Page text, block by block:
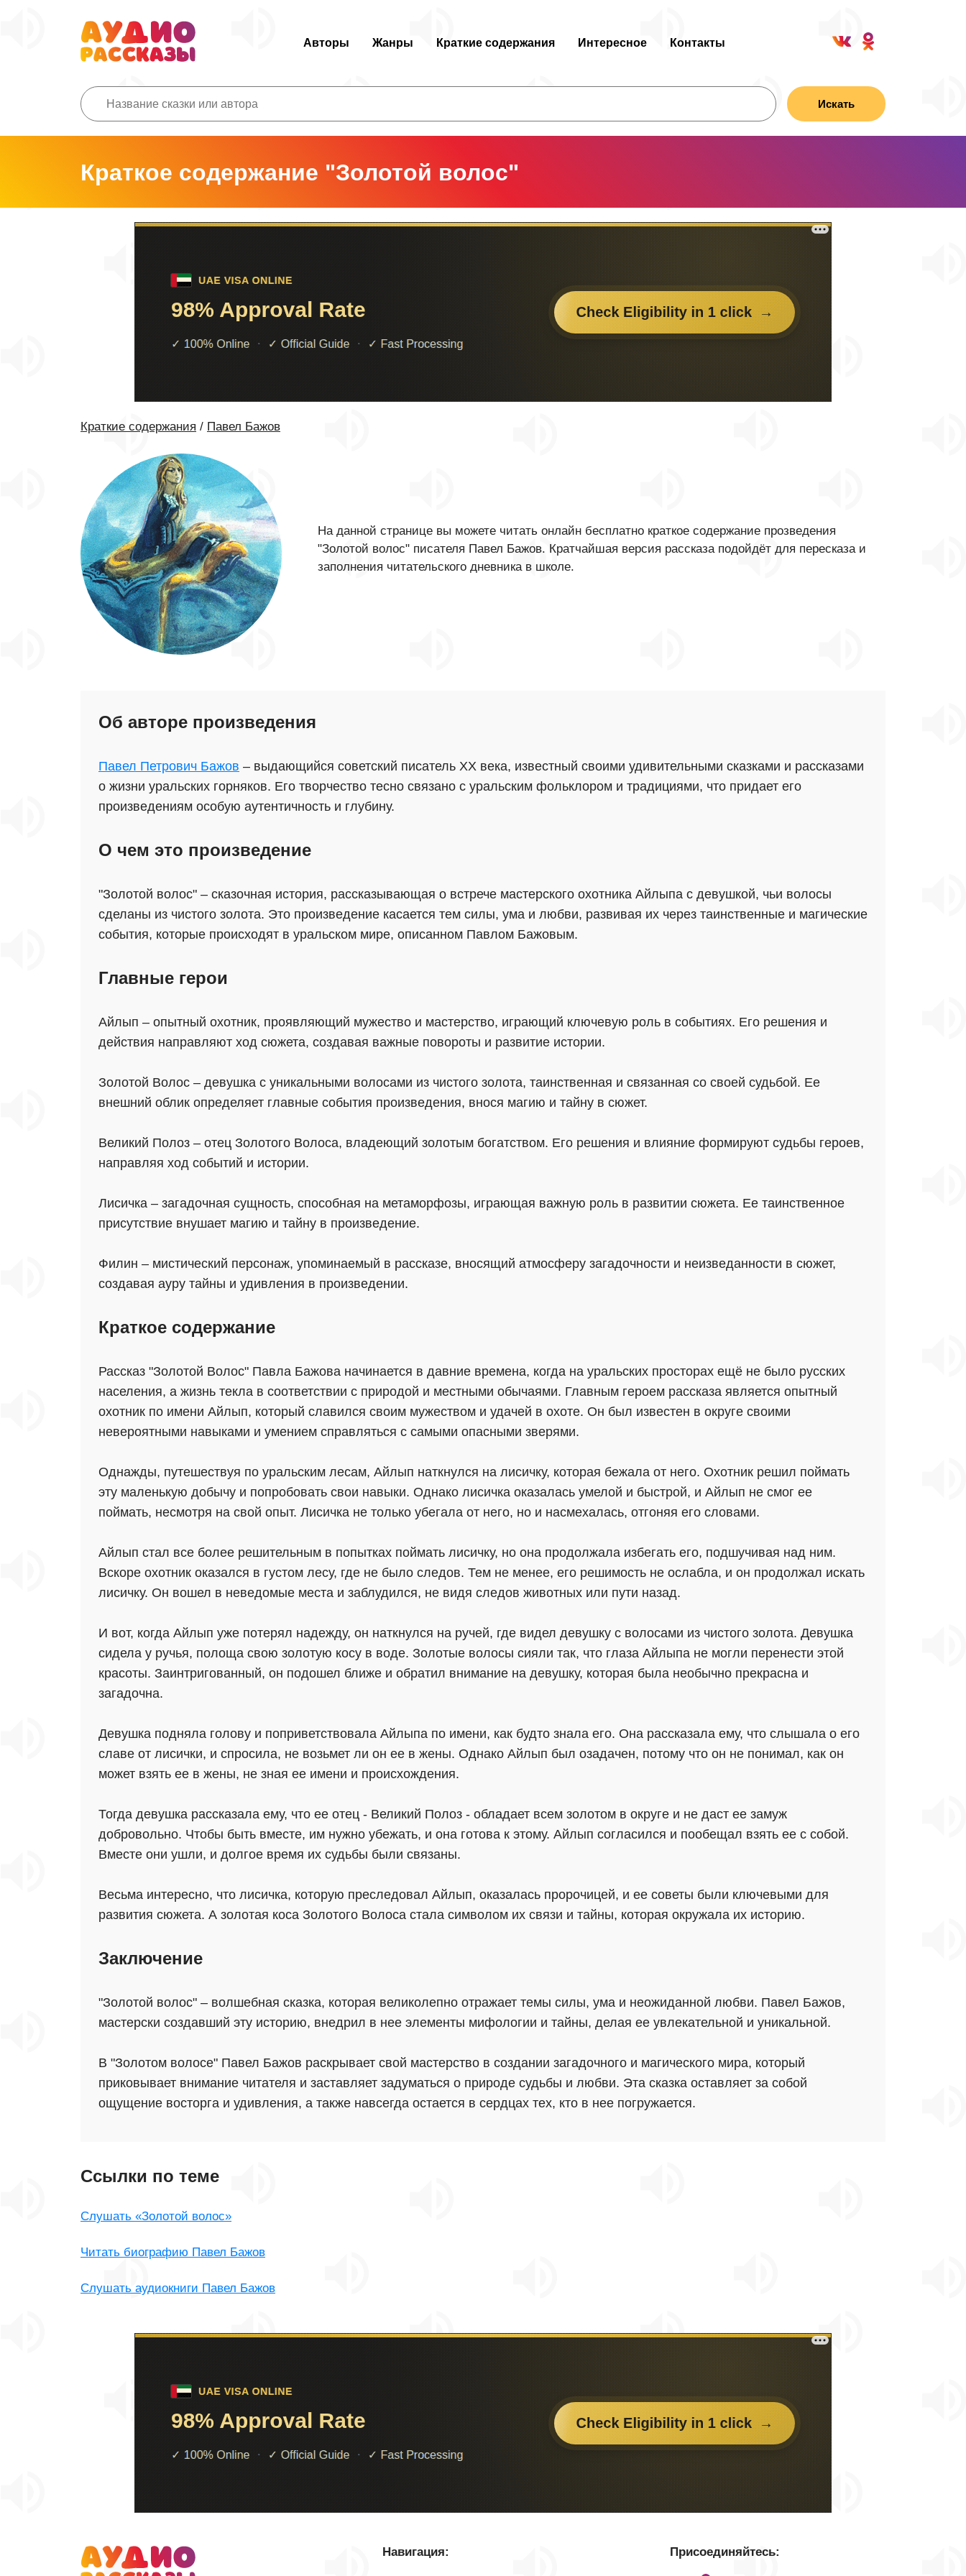
Авторы Жанры Краткие содержания Интересное Контакты
Искать
Краткое содержание "Золотой волос"
Краткие содержания / Павел Бажов
На данной странице вы можете читать онлайн бесплатно краткое содержание прозведения
"Золотой волос" писателя Павел Бажов. Кратчайшая версия рассказа подойдёт для пересказа и
заполнения читательского дневника в школе.
Об авторе произведения
Павел Петрович Бажов – выдающийся советский писатель XX века, известный своими удивительными сказками и рассказами
о жизни уральских горняков. Его творчество тесно связано с уральским фольклором и традициями, что придает его
произведениям особую аутентичность и глубину.
О чем это произведение
"Золотой волос" – сказочная история, рассказывающая о встрече мастерского охотника Айлыпа с девушкой, чьи волосы
сделаны из чистого золота. Это произведение касается тем силы, ума и любви, развивая их через таинственные и магические
события, которые происходят в уральском мире, описанном Павлом Бажовым.
Главные герои
Айлып – опытный охотник, проявляющий мужество и мастерство, играющий ключевую роль в событиях. Его решения и
действия направляют ход сюжета, создавая важные повороты и развитие истории.
Золотой Волос – девушка с уникальными волосами из чистого золота, таинственная и связанная со своей судьбой. Ее
внешний облик определяет главные события произведения, внося магию и тайну в сюжет.
Великий Полоз – отец Золотого Волоса, владеющий золотым богатством. Его решения и влияние формируют судьбы героев,
направляя ход событий и истории.
Лисичка – загадочная сущность, способная на метаморфозы, играющая важную роль в развитии сюжета. Ее таинственное
присутствие внушает магию и тайну в произведение.
Филин – мистический персонаж, упоминаемый в рассказе, вносящий атмосферу загадочности и неизведанности в сюжет,
создавая ауру тайны и удивления в произведении.
Краткое содержание
Рассказ "Золотой Волос" Павла Бажова начинается в давние времена, когда на уральских просторах ещё не было русских
населения, а жизнь текла в соответствии с природой и местными обычаями. Главным героем рассказа является опытный
охотник по имени Айлып, который славился своим мужеством и удачей в охоте. Он был известен в округе своими
невероятными навыками и умением справляться с самыми опасными зверями.
Однажды, путешествуя по уральским лесам, Айлып наткнулся на лисичку, которая бежала от него. Охотник решил поймать
эту маленькую добычу и попробовать свои навыки. Однако лисичка оказалась умелой и быстрой, и Айлып не смог ее
поймать, несмотря на свой опыт. Лисичка не только убегала от него, но и насмехалась, отгоняя его словами.
Айлып стал все более решительным в попытках поймать лисичку, но она продолжала избегать его, подшучивая над ним.
Вскоре охотник оказался в густом лесу, где не было следов. Тем не менее, его решимость не ослабла, и он продолжал искать
лисичку. Он вошел в неведомые места и заблудился, не видя следов животных или пути назад.
И вот, когда Айлып уже потерял надежду, он наткнулся на ручей, где видел девушку с волосами из чистого золота. Девушка
сидела у ручья, полоща свою золотую косу в воде. Золотые волосы сияли так, что глаза Айлыпа не могли перенести этой
красоты. Заинтригованный, он подошел ближе и обратил внимание на девушку, которая была необычно прекрасна и
загадочна.
Девушка подняла голову и поприветствовала Айлыпа по имени, как будто знала его. Она рассказала ему, что слышала о его
славе от лисички, и спросила, не возьмет ли он ее в жены. Однако Айлып был озадачен, потому что он не понимал, как он
может взять ее в жены, не зная ее имени и происхождения.
Тогда девушка рассказала ему, что ее отец - Великий Полоз - обладает всем золотом в округе и не даст ее замуж
добровольно. Чтобы быть вместе, им нужно убежать, и она готова к этому. Айлып согласился и пообещал взять ее с собой.
Вместе они ушли, и долгое время их судьбы были связаны.
Весьма интересно, что лисичка, которую преследовал Айлып, оказалась пророчицей, и ее советы были ключевыми для
развития сюжета. А золотая коса Золотого Волоса стала символом их связи и тайны, которая окружала их историю.
Заключение
"Золотой волос" – волшебная сказка, которая великолепно отражает темы силы, ума и неожиданной любви. Павел Бажов,
мастерски создавший эту историю, внедрил в нее элементы мифологии и тайны, делая ее увлекательной и уникальной.
В "Золотом волосе" Павел Бажов раскрывает свой мастерство в создании загадочного и магического мира, который
приковывает внимание читателя и заставляет задуматься о природе судьбы и любви. Эта сказка оставляет за собой
ощущение восторга и удивления, а также навсегда остается в сердцах тех, кто в нее погружается.
Ссылки по теме
Слушать «Золотой волос»
Читать биографию Павел Бажов
Слушать аудиокниги Павел Бажов
Навигация: Присоединяйтесь: